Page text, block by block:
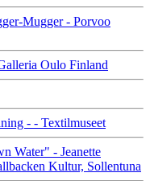
Mugger - Porvoo
Oulo Finland
- - Textilmuseet
Water" - Jeanette
Kultur, Sollentuna